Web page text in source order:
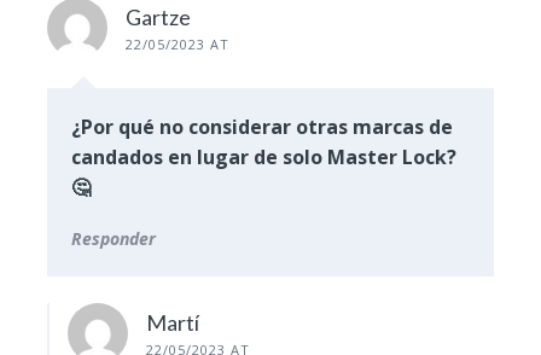
Gartze
22/05/2023 AT
¿Por qué no considerar otras marcas de
candados en lugar de solo Master Lock?
🤔
Responder
Martí
22/05/2023 AT